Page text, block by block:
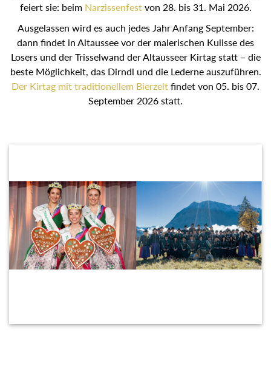
feiert sie: beim Narzissenfestvon 28. bis 31. Mai 2026.
Ausgelassen wird es auch jedes Jahr Anfang September:
dann findet in Altaussee vor der malerischen Kulisse des
Losers und der Trisselwand der Altausseer Kirtag statt – die
beste Möglichkeit, das Dirndl und die Lederne auszuführen.
Der Kirtag mit traditionellem Bierzelt findet von 05. bis 07.
September 2026 statt.